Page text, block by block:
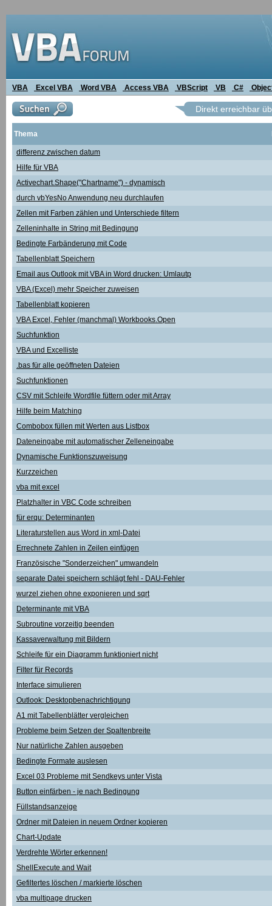
VBA Excel VBA Word VBA Access VBA VBScript VB C#
Direkt erreichbar
Thema
differenz zwischen datum
Hilfe für VBA
Activechart.Shape("Chartname") - dynamisch
durch vbYesNo Anwendung neu durchlaufen
Zellen mit Farben zählen und Unterschiede filtern
Zelleninhalte in String mit Bedingung
Bedingte Farbänderung mit Code
Tabellenblatt Speichern
Email aus Outlook mit VBA in Word drucken: Umlautp
VBA (Excel) mehr Speicher zuweisen
Tabellenblatt kopieren
VBA Excel, Fehler (manchmal) Workbooks.Open
Suchfunktion
VBA und Excelliste
.bas für alle geöffneten Dateien
Suchfunktionen
CSV mit Schleife Wordfile füttern oder mit Array
Hilfe beim Matching
Combobox füllen mit Werten aus Listbox
Dateneingabe mit automatischer Zelleneingabe
Dynamische Funktionszuweisung
Kurzzeichen
vba mit excel
Platzhalter in VBC Code schreiben
für erqu: Determinanten
Literaturstellen aus Word in xml-Datei
Errechnete Zahlen in Zeilen einfügen
Französische "Sonderzeichen" umwandeln
separate Datei speichern schlägt fehl - DAU-Fehler
wurzel ziehen ohne exponieren und sqrt
Determinante mit VBA
Subroutine vorzeitig beenden
Kassaverwaltung mit Bildern
Schleife für ein Diagramm funktioniert nicht
Filter für Records
Interface simulieren
Outlook: Desktopbenachrichtigung
A1 mit Tabellenblätter vergleichen
Probleme beim Setzen der Spaltenbreite
Nur natürliche Zahlen ausgeben
Bedingte Formate auslesen
Excel 03 Probleme mit Sendkeys unter Vista
Button einfärben - je nach Bedingung
Füllstandsanzeige
Ordner mit Dateien in neuem Ordner kopieren
Chart-Update
Verdrehte Wörter erkennen!
ShellExecute and Wait
Gefiltertes löschen / markierte löschen
vba multipage drucken